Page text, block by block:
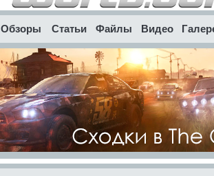
Обзоры Статьи Файлы Видео